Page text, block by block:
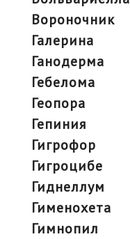
вороночник
галерина
ганодерма
гебелома
геопора
гепиния
гигрофор
гигроцибе
гиднеллум
гименохета
гимнопил